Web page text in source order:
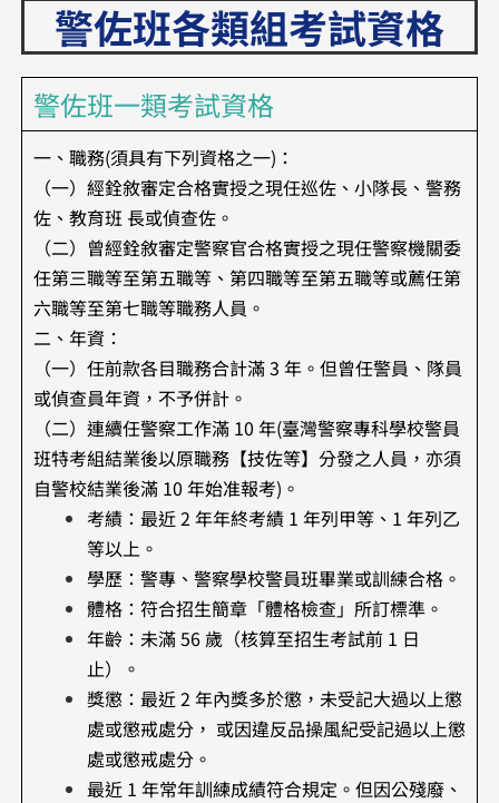
警佐班各類組考試資格
警佐班一類考試資格
一、職務(須具有下列資格之一)：
（一）經銓敘審定合格實授之現任巡佐、小隊長、警務
佐、教育班 長或偵查佐。
（二）曾經銓敘審定警察官合格實授之現任警察機關委
任第三職等至第五職等、第四職等至第五職等或薦任第
六職等至第七職等職務人員。
二、年資：
（一）任前款各目職務合計滿 3 年。但曾任警員、隊員
或偵查員年資，不予併計。
​（二）連續任警察工作滿 10 年(臺灣警察專科學校警員
班特考組結業後以原職務【技佐等】分發之人員，亦須
自警校結業後滿 10 年始准報考)。
考績：最近 2 年年終考績 1 年列甲等、1 年列乙
等以上。
學歷：警專、警察學校警員班畢業或訓練合格。
體格：符合招生簡章「體格檢查」所訂標準。
年齡：未滿 56 歲（核算至招生考試前 1 日
止）。
獎懲：最近 2 年內獎多於懲，未受記大過以上懲
處或懲戒處分， 或因違反品操風紀受記過以上懲
處或懲戒處分。
最近 1 年常年訓練成績符合規定。但因公殘廢、